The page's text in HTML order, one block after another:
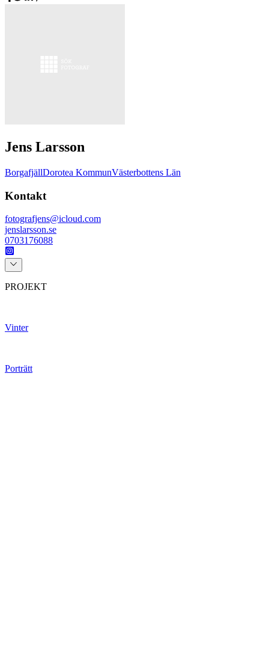
Jens Larsson
BorgafjällDorotea KommunVästerbottens Län
Kontakt
fotografjens@icloud.com
jenslarsson.se
0703176088
PROJEKT
Vinter
Porträtt